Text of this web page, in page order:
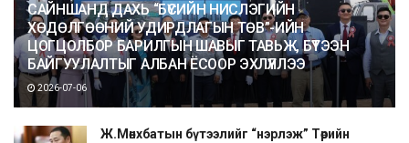
САЙНШАНД ДАХЬ “БҮСИЙН НИСЛЭГИЙН
ХӨДӨЛГӨӨНИЙ УДИРДЛАГЫН ТӨВ”-ИЙН
ЦОГЦОЛБОР БАРИЛГЫН ШАВЫГ ТАВЬЖ, БҮТЭЭН
БАЙГУУЛАЛТЫГ АЛБАН ЁСООР ЭХЛҮҮЛЛЭЭ
2026-07-06
Ж.Мөнхбатын бүтээлийг “нэрлэж” Төрийн